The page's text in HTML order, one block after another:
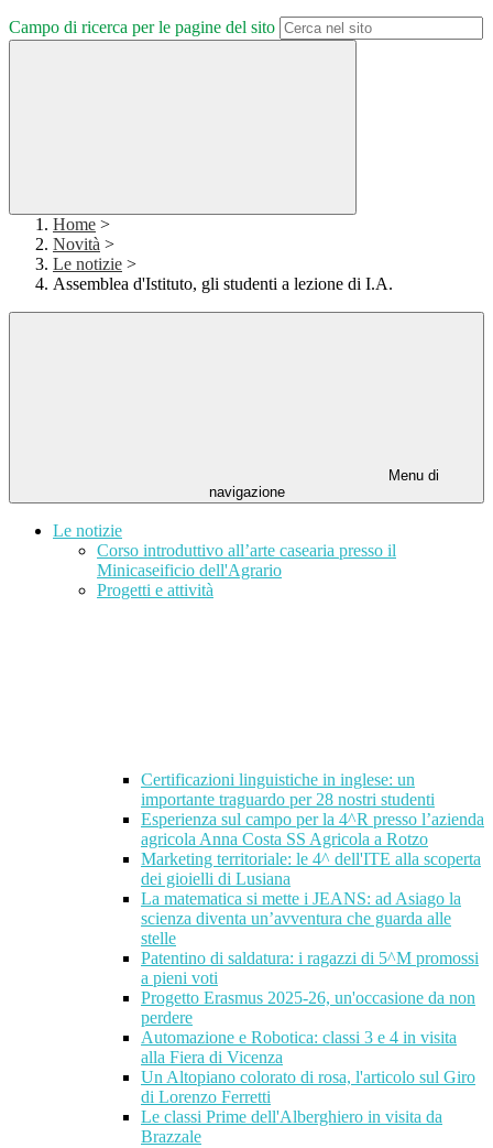
Campo di ricerca per le pagine del sito
Home >
Novità >
Le notizie >
Assemblea d'Istituto, gli studenti a lezione di I.A.
Menu di
navigazione
Le notizie
Corso introduttivo all’arte casearia presso il
Minicaseificio dell'Agrario
Progetti e attività
Certificazioni linguistiche in inglese: un
importante traguardo per 28 nostri studenti
Esperienza sul campo per la 4^R presso l’azienda
agricola Anna Costa SS Agricola a Rotzo
Marketing territoriale: le 4^ dell'ITE alla scoperta
dei gioielli di Lusiana
La matematica si mette i JEANS: ad Asiago la
scienza diventa un’avventura che guarda alle
stelle
Patentino di saldatura: i ragazzi di 5^M promossi
a pieni voti
Progetto Erasmus 2025-26, un'occasione da non
perdere
Automazione e Robotica: classi 3 e 4 in visita
alla Fiera di Vicenza
Un Altopiano colorato di rosa, l'articolo sul Giro
di Lorenzo Ferretti
Le classi Prime dell'Alberghiero in visita da
Brazzale